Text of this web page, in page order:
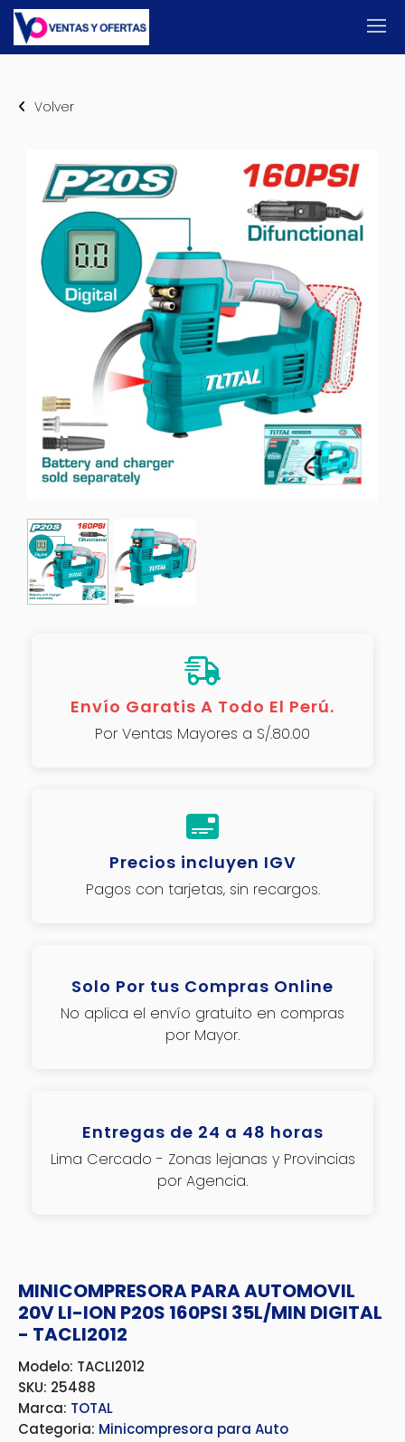
Volver
Envío Garatis A Todo El Perú.
Por Ventas Mayores a S/.80.00
Precios incluyen IGV
Pagos con tarjetas, sin recargos.
Solo Por tus Compras Online
No aplica el envío gratuito en compras
por Mayor.
Entregas de 24 a 48 horas
Lima Cercado - Zonas lejanas y Provincias
por Agencia.
MINICOMPRESORA PARA AUTOMOVIL
20V LI-ION P20S 160PSI 35L/MIN DIGITAL
- TACLI2012
Modelo: TACLI2012
SKU: 25488
Marca: TOTAL
Categoria: Minicompresora para Auto